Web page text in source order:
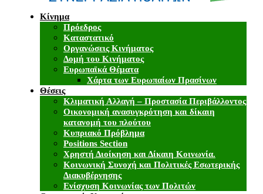
Κίνημα
Πρόεδρος
Καταστατικό
Οργανώσεις Κινήματος
Δομή του Κινήματος
Ευρωπαϊκά Θέματα
Χάρτα των Ευρωπαίων Πρασίνων
Θέσεις
Κλιματική Αλλαγή – Προστασία Περιβάλλοντος
Οικονομική ανασυγκρότηση και δίκαιη
κατανομή του πλούτου
Κυπριακό Πρόβλημα
Positions Section
Χρηστή Διοίκηση και Δίκαιη Κοινωνία.
Κοινωνική Συνοχή και Πολιτικές Εσωτερικής
Διακυβέρνησης
Ενίσχυση Κοινωνίας των Πολιτών